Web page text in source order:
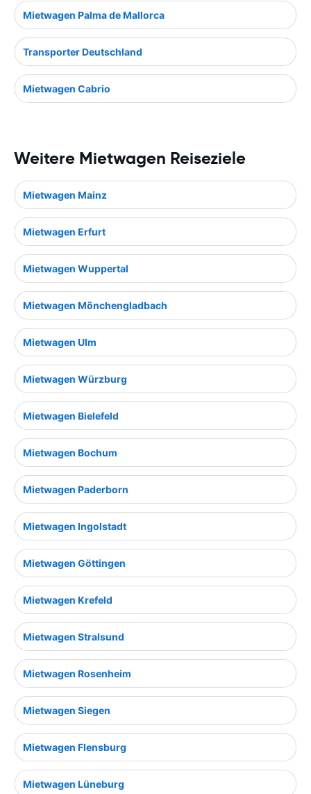
Mietwagen Palma de Mallorca
Transporter Deutschland
Mietwagen Cabrio
Weitere Mietwagen Reiseziele
Mietwagen Mainz
Mietwagen Erfurt
Mietwagen Wuppertal
Mietwagen Mönchengladbach
Mietwagen Ulm
Mietwagen Würzburg
Mietwagen Bielefeld
Mietwagen Bochum
Mietwagen Paderborn
Mietwagen Ingolstadt
Mietwagen Göttingen
Mietwagen Krefeld
Mietwagen Stralsund
Mietwagen Rosenheim
Mietwagen Siegen
Mietwagen Flensburg
Mietwagen Lüneburg